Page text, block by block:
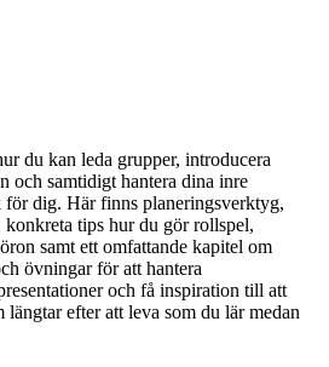
du kan leda grupper, introducera
och samtidigt hantera dina inre
för dig. Här finns planeringsverktyg,
tips hur du gör rollspel,
samt ett omfattande kapitel om
övningar för att hantera
och få inspiration till att
efter att leva som du lär medan